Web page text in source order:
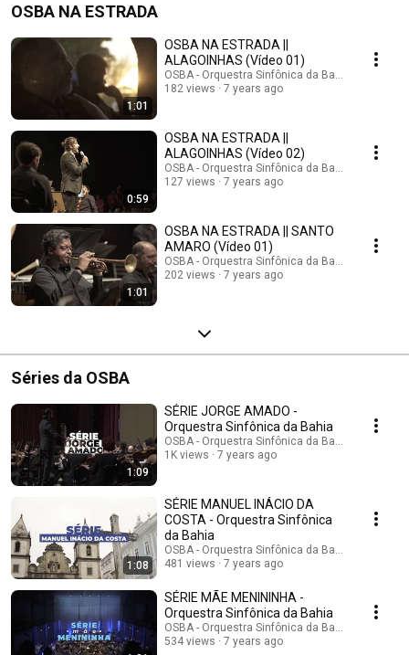
OSBA NA ESTRADA
1:01
OSBA NA ESTRADA ||
ALAGOINHAS (Vídeo 01)
OSBA - Orquestra Sinfônica da Bahia
182 views
7 years ago
0:59
OSBA NA ESTRADA ||
ALAGOINHAS (Vídeo 02)
OSBA - Orquestra Sinfônica da Bahia
127 views
7 years ago
1:01
OSBA NA ESTRADA || SANTO
AMARO (Vídeo 01)
OSBA - Orquestra Sinfônica da Bahia
202 views
7 years ago
Séries da OSBA
1:09
SÉRIE JORGE AMADO -
Orquestra Sinfônica da Bahia
OSBA - Orquestra Sinfônica da Bahia
1K views
7 years ago
1:08
SÉRIE MANUEL INÁCIO DA
COSTA - Orquestra Sinfônica
da Bahia
OSBA - Orquestra Sinfônica da Bahia
481 views
7 years ago
SÉRIE MÃE MENININHA -
Orquestra Sinfônica da Bahia
OSBA - Orquestra Sinfônica da Bahia
534 views
7 years ago